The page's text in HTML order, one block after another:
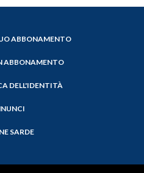
ABBONAMENTO
ABBONAMENTO
DELL'IDENTITÀ
SARDE